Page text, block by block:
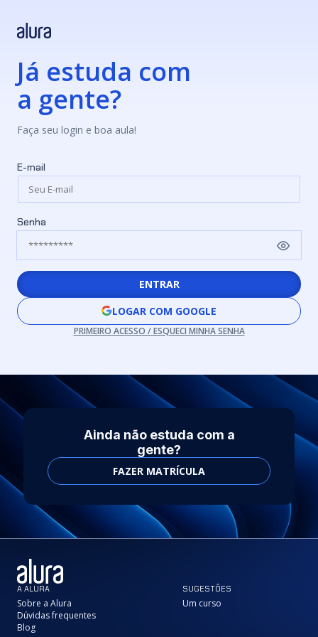
Já estuda com
a gente?
Faça seu login e boa aula!
E-mail
Senha
ENTRAR
LOGAR COM GOOGLE
PRIMEIRO ACESSO / ESQUECI MINHA SENHA
Ainda não estuda com a
gente?
FAZER MATRÍCULA
A ALURA
Sobre a Alura
Dúvidas frequentes
Blog
SUGESTÕES
Um curso